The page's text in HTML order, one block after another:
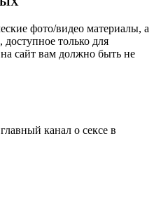
фото/видео материалы, а
только для
сайт вам должно быть не
канал о сексе в